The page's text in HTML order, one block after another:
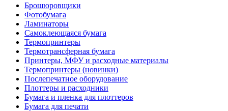
Брошюровщики
Фотобумага
Ламинаторы
Самоклеющаяся бумага
Термопринтеры
Термотрансферная бумага
Принтеры, МФУ и расходные материалы
Термопринтеры (новинки)
Послепечатное оборудование
Плоттеры и расходники
Бумага и пленка для плоттеров
Бумага для печати